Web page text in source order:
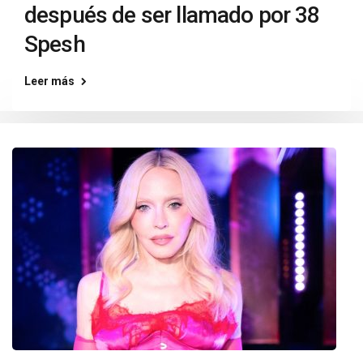
después de ser llamado por 38
Spesh
Leer más